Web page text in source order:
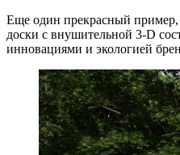
Еще один прекрасный пример,
доски с внушительной 3-D
инновациями и экологией